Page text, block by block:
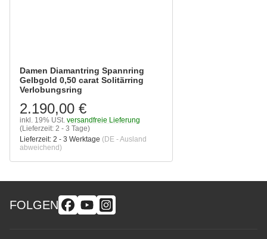
Damen Diamantring Spannring
Gelbgold 0,50 carat Solitärring
Verlobungsring
2.190,00 €
inkl. 19% USt. versandfreie Lieferung
(Lieferzeit: 2 - 3 Tage)
Lieferzeit: 2 - 3 Werktage (DE - Ausland
abweichend)
FOLGEN